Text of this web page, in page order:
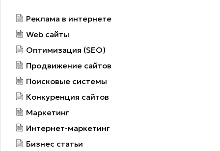
Что нового в работе Яндекс Метрики: полный
Оглавление Новые возможности Яндекс Метрики Как
установить Яндекс Метрику ...
Дайджест новых статей по интернет-